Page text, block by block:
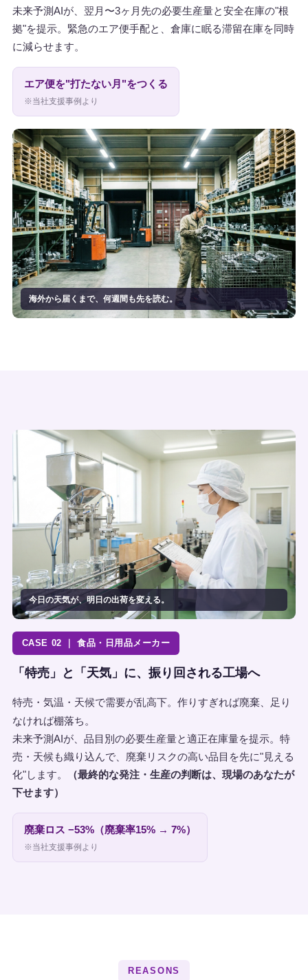
未来予測AIが、翌月〜3ヶ月先の必要生産量と安全在庫の"根
拠"を提示。緊急のエア便手配と、倉庫に眠る滞留在庫を同時
に減らせます。
エア便を"打たない月"をつくる
※当社支援事例より
海外から届くまで、何週間も先を読む。
今日の天気が、明日の出荷を変える。
CASE 02 ｜ 食品・日用品メーカー
「特売」と「天気」に、振り回される工場へ
特売・気温・天候で需要が乱高下。作りすぎれば廃棄、足り
なければ棚落ち。
未来予測AIが、品目別の必要生産量と適正在庫量を提示。特
売・天候も織り込んで、廃棄リスクの高い品目を先に"見える
化"します。
（最終的な発注・生産の判断は、現場のあなたが
下せます）
廃棄ロス −53%（廃棄率15% → 7%）
※当社支援事例より
REASONS